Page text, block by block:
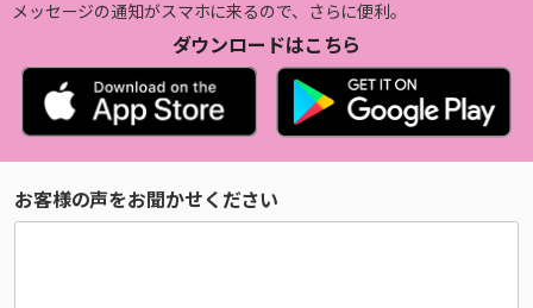
メッセージの通知がスマホに来るので、さらに便利。
ダウンロードはこちら
お客様の声をお聞かせください